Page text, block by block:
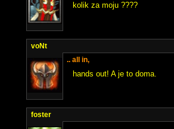
kolik za moju ????
voNt
.. all in,
hands out! A je to doma.
foster